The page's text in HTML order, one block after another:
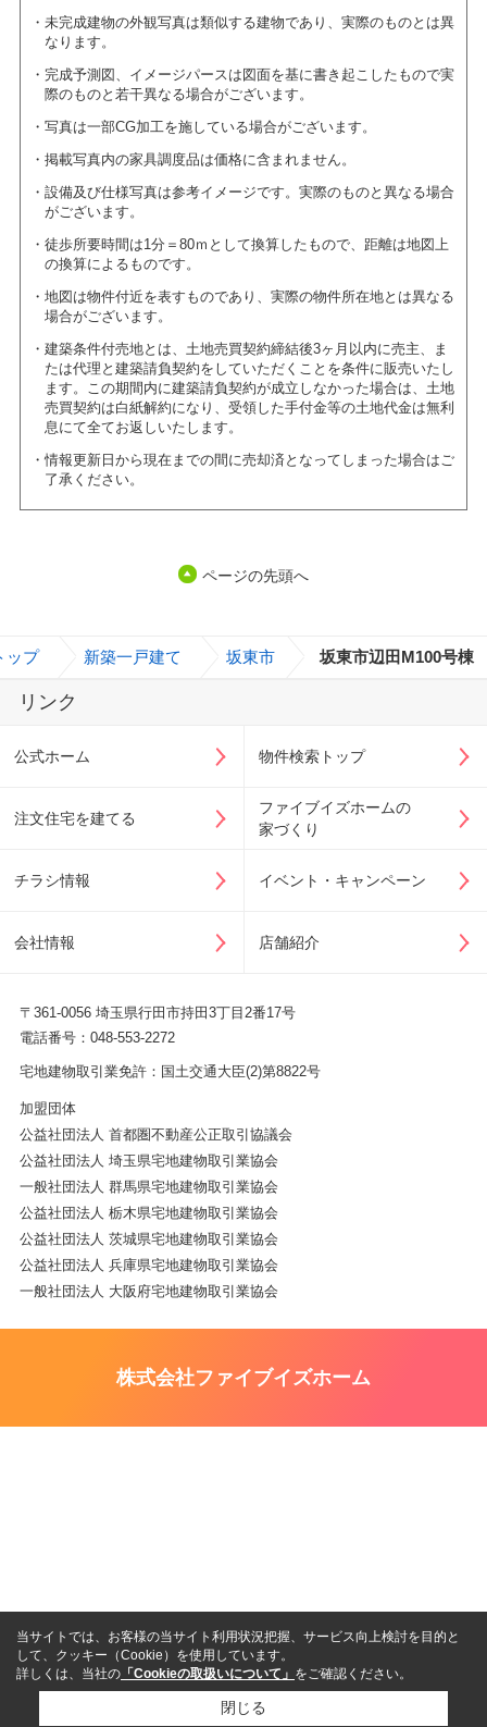
未完成建物の外観写真は類似する建物であり、実際のものとは異
なります。
完成予測図、イメージパースは図面を基に書き起こしたもので実
際のものと若干異なる場合がございます。
写真は一部CG加工を施している場合がございます。
掲載写真内の家具調度品は価格に含まれません。
設備及び仕様写真は参考イメージです。実際のものと異なる場合
がございます。
徒歩所要時間は1分＝80ｍとして換算したもので、距離は地図上
の換算によるものです。
地図は物件付近を表すものであり、実際の物件所在地とは異なる
場合がございます。
建築条件付売地とは、土地売買契約締結後3ヶ月以内に売主、ま
たは代理と建築請負契約をしていただくことを条件に販売いたし
ます。この期間内に建築請負契約が成立しなかった場合は、土地
売買契約は白紙解約になり、受領した手付金等の土地代金は無利
息にて全てお返しいたします。
情報更新日から現在までの間に売却済となってしまった場合はご
了承ください。
ページの先頭へ
ップ 新築一戸建て 坂東市 坂東市辺田M100号棟
リンク
公式ホーム 物件検索トップ
注文住宅を建てる
ファイブイズホームの
家づくり
チラシ情報 イベント・キャンペーン
会社情報 店舗紹介
〒361-0056 埼玉県行田市持田3丁目2番17号
電話番号：048-553-2272
宅地建物取引業免許：国土交通大臣(2)第8822号
加盟団体
公益社団法人 首都圏不動産公正取引協議会
公益社団法人 埼玉県宅地建物取引業協会
一般社団法人 群馬県宅地建物取引業協会
公益社団法人 栃木県宅地建物取引業協会
公益社団法人 茨城県宅地建物取引業協会
公益社団法人 兵庫県宅地建物取引業協会
一般社団法人 大阪府宅地建物取引業協会
株式会社ファイブイズホーム
当サイトでは、お客様の当サイト利用状況把握、サービス向上検討を目的と
して、クッキー（Cookie）を使用しています。
詳しくは、当社の 「Cookieの取扱いについて」 をご確認ください。
閉じる